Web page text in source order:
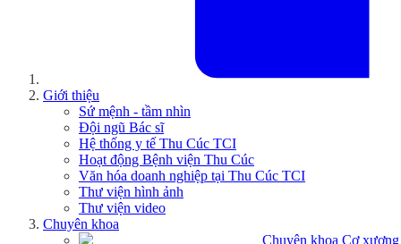
Giới thiệu
Sứ mệnh - tầm nhìn
Đội ngũ Bác sĩ
Hệ thống y tế Thu Cúc TCI
Hoạt động Bệnh viện Thu Cúc
Văn hóa doanh nghiệp tại Thu Cúc TCI
Thư viện hình ảnh
Thư viện video
Chuyên khoa
Chuyên khoa Cơ